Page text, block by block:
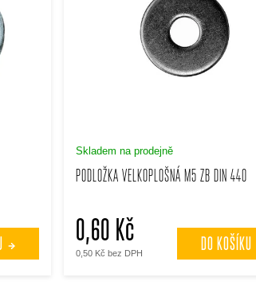
PODLOŽKA VELKOPLOŠNÁ M5 ZB DIN 440
Skladem na prodejně
0,50 Kč bez DPH
0,60 Kč DO KOŠÍKU